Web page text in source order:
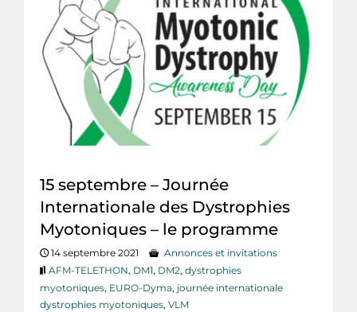
15 septembre – Journée
Internationale des Dystrophies
Myotoniques – le programme
14 septembre 2021
Annonces et invitations
AFM-TELETHON, DM1, DM2, dystrophies
myotoniques, EURO-Dyma, journée internationale
dystrophies myotoniques, VLM